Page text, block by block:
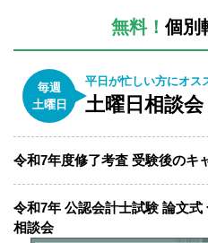
無料！ 個別
毎週
土曜日
平日が忙しい方にオス
土曜日相談会
令和7年度修了考査 受験後のキ
令和7年 公認会計士試験 論文
相談会